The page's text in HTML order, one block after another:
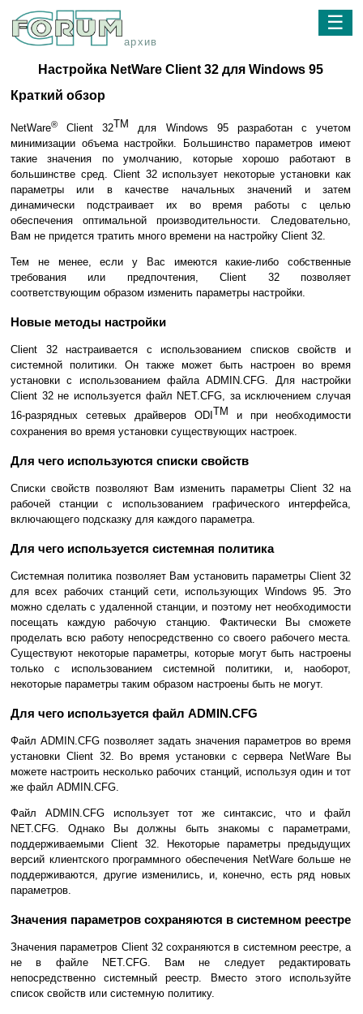
архив
☰
Настройка NetWare Client 32 для Windows 95
Краткий обзор
NetWare® Client 32TM
для Windows 95 разработан с учетом
минимизации объема настройки. Большинство параметров имеют
такие значения по умолчанию, которые хорошо работают в
большинстве сред. Client 32 использует некоторые установки как
параметры или в качестве начальных значений и затем
динамически подстраивает их во время работы с целью
обеспечения оптимальной производительности. Следовательно,
Вам не придется тратить много времени на настройку Client 32.
Тем не менее, если у Вас имеются какие-либо собственные
требования или предпочтения, Client 32 позволяет
соответствующим образом изменить параметры настройки.
Новые методы настройки
Client 32 настраивается с использованием списков свойств и
системной политики. Он также может быть настроен во время
установки с использованием файла ADMIN.CFG. Для настройки
Сlient 32 не используется файл NET.CFG, за исключением случая
16-разрядных сетевых драйверов ODI TM
и при необходимости
сохранения во время установки существующих настроек.
Для чего используются списки свойств
Списки свойств позволяют Вам изменить параметры Сlient 32 на
рабочей станции с использованием графического интерфейса,
включающего подсказку для каждого параметра.
Для чего используется системная политика
Системная политика позволяет Вам установить параметры Сlient 32
для всех рабочих станций сети, использующих Windows 95. Это
можно сделать с удаленной станции, и поэтому нет необходимости
посещать каждую рабочую станцию. Фактически Вы сможете
проделать всю работу непосредственно со своего рабочего места.
Существуют некоторые параметры, которые могут быть настроены
только с использованием системной политики, и, наоборот,
некоторые параметры таким образом настроены быть не могут.
Для чего используется файл ADMIN.CFG
Файл ADMIN.CFG позволяет задать значения параметров во время
установки Сlient 32. Во время установки с сервера NetWare Вы
можете настроить несколько рабочих станций, используя один и тот
же файл ADMIN.CFG.
Файл ADMIN.CFG использует тот же синтаксис, что и файл
NET.CFG. Однако Вы должны быть знакомы с параметрами,
поддерживаемыми Client 32. Некоторые параметры предыдущих
версий клиентского программного обеспечения NetWare больше не
поддерживаются, другие изменились, и, конечно, есть ряд новых
параметров.
Значения параметров сохраняются в системном реестре
Значения параметров Client 32 сохраняются в системном реестре, а
не в файле NET.CFG. Вам не следует редактировать
непосредственно системный реестр. Вместо этого используйте
список свойств или системную политику.